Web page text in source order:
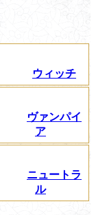
ウィッチ
ヴァンパイ
ア
ニュートラ
ル